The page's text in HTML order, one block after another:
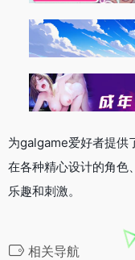
为galgame爱好者提供
在各种精心设计的角色
乐趣和刺激。
相关导航